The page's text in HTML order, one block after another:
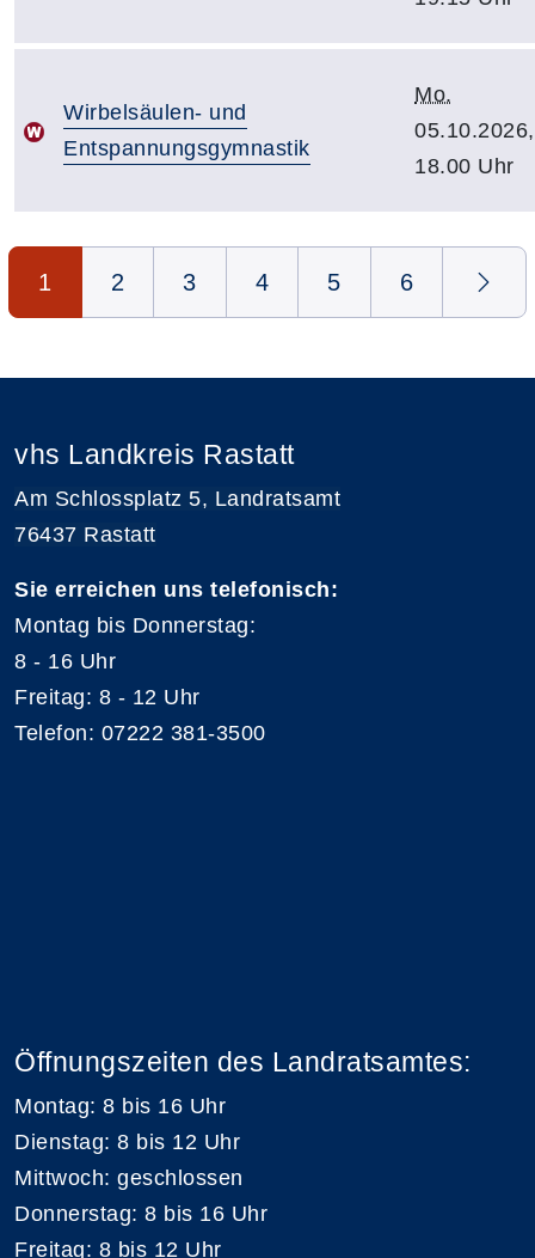
Wirbelsäulen- und
Entspannungsgymnastik
Mo.
05.10.2026,
18.00 Uhr
1 2 3 4 5 6
vhs Landkreis Rastatt
Am Schlossplatz 5, Landratsamt
76437 Rastatt
Sie erreichen uns telefonisch:
Montag bis Donnerstag:
8 - 16 Uhr
Freitag: 8 - 12 Uhr
Telefon: 07222 381-3500
Öffnungszeiten des Landratsamtes:
Montag: 8 bis 16 Uhr
Dienstag: 8 bis 12 Uhr
Mittwoch: geschlossen
Donnerstag: 8 bis 16 Uhr
Freitag: 8 bis 12 Uhr